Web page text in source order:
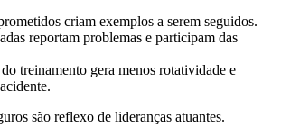
criam exemplos a serem seguidos.
reportam problemas e participam das
treinamento gera menos rotatividade e
são reflexo de lideranças atuantes.